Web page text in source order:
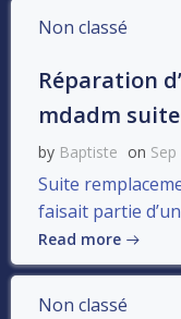
Non classé
Réparation
mdadm
by Baptiste on Sep
Suite
faisait partie
Read more
Non classé